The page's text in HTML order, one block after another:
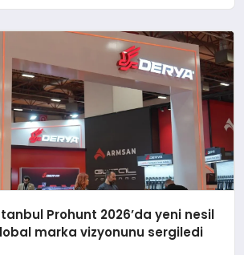
Prohunt 2026’da yeni nesil
marka vizyonunu sergiledi